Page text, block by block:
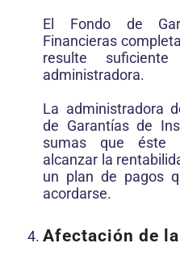
El Fondo de
Financieras
resulte
administradora.
La administradora
de Garantías de
sumas que éste
alcanzar la
un plan de pagos
acordarse.
Afectación de